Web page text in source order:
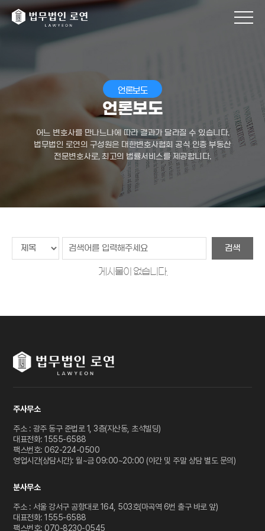
언론보도
언론보도
어느 변호사를 만나느냐에 따라 결과가 달라질 수 있습니다.
법무법인 로연의 구성원은 대한변호사협회 공식 인증 부동산
전문변호사로, 최고의 법률서비스를 제공합니다.
검색
게시물이 없습니다.
주사무소
주소 : 광주 동구 준법로 1, 3층(지산동, 초석빌딩)
대표전화: 1555-6588
팩스번호: 062-224-0500
영업시간(상담시간): 월~금 09:00~20:00 (야간 및 주말 상담 별도 문의)
분사무소
주소 : 서울 강서구 공항대로 164, 503호(마곡역 6번 출구 바로 앞)
대표전화: 1555-6588
팩스번호: 070-8230-0545